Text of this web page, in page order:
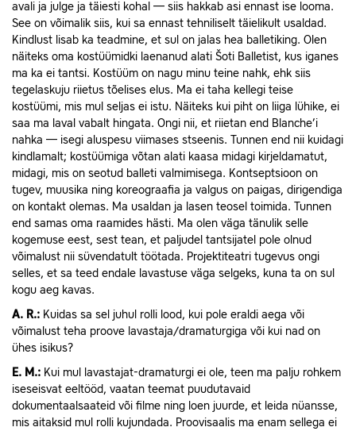
avali ja julge ja täiesti kohal — siis hakkab asi ennast ise looma.
See on võimalik siis, kui sa ennast tehniliselt täielikult usaldad.
Kindlust lisab ka teadmine, et sul on jalas hea balletiking. Olen
näiteks oma kostüümidki laenanud alati Šoti Balletist, kus iganes
ma ka ei tantsi. Kostüüm on nagu minu teine nahk, ehk siis
tegelaskuju riietus tõelises elus. Ma ei taha kellegi teise
kostüümi, mis mul seljas ei istu. Näiteks kui piht on liiga lühike, ei
saa ma laval vabalt hingata. Ongi nii, et riietan end Blanche’i
nahka — isegi aluspesu viimases stseenis. Tunnen end nii kuidagi
kindlamalt; kostüümiga võtan alati kaasa midagi kirjeldamatut,
midagi, mis on seotud balleti valmimisega. Kontseptsioon on
tugev, muusika ning koreograafia ja valgus on paigas, dirigendiga
on kontakt olemas. Ma usaldan ja lasen teosel toimida. Tunnen
end samas oma raamides hästi. Ma olen väga tänulik selle
kogemuse eest, sest tean, et paljudel tantsijatel pole olnud
võimalust nii süvendatult töötada. Projektiteatri tugevus ongi
selles, et sa teed endale lavastuse väga selgeks, kuna ta on sul
kogu aeg kavas.
A. R.: Kuidas sa sel juhul rolli lood, kui pole eraldi aega või
võimalust teha proove lavastaja/dramaturgiga või kui nad on
ühes isikus?
E. M.: Kui mul lavastajat-dramaturgi ei ole, teen ma palju rohkem
iseseisvat eeltööd, vaatan teemat puudutavaid
dokumentaalsaateid või filme ning loen juurde, et leida nüansse,
mis aitaksid mul rolli kujundada. Proovisaalis ma enam sellega ei